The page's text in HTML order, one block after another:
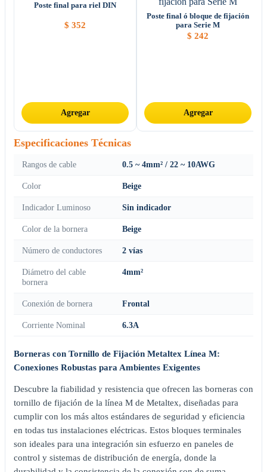
Poste final para riel DIN
$ 352
Agregar
Poste final ó bloque de fijación
para Serie M
$ 242
Agregar
Especificaciones Técnicas
Rangos de cable 0.5 ~ 4mm² / 22 ~ 10AWG
Color Beige
Indicador Luminoso Sin indicador
Color de la bornera Beige
Número de conductores 2 vías
Diámetro del cable
bornera
4mm²
Conexión de bornera Frontal
Corriente Nominal 6.3A
Borneras con Tornillo de Fijación Metaltex Línea M:
Conexiones Robustas para Ambientes Exigentes
Descubre la fiabilidad y resistencia que ofrecen las borneras con
tornillo de fijación de la línea M de Metaltex, diseñadas para
cumplir con los más altos estándares de seguridad y eficiencia
en todas tus instalaciones eléctricas. Estos bloques terminales
son ideales para una integración sin esfuerzo en paneles de
control y sistemas de distribución de energía, donde la